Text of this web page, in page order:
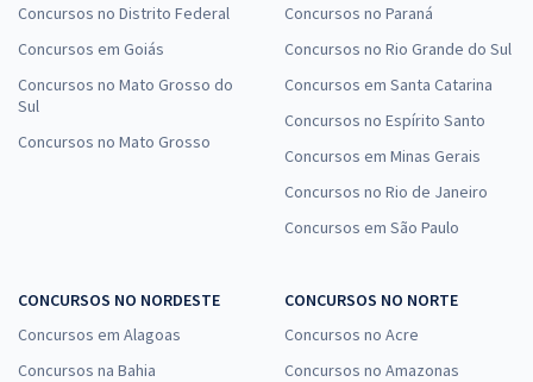
Concursos no Distrito Federal
Concursos em Goiás
Concursos no Mato Grosso do
Sul
Concursos no Mato Grosso
Concursos no Paraná
Concursos no Rio Grande do Sul
Concursos em Santa Catarina
Concursos no Espírito Santo
Concursos em Minas Gerais
Concursos no Rio de Janeiro
Concursos em São Paulo
CONCURSOS NO NORDESTE
Concursos em Alagoas
Concursos na Bahia
CONCURSOS NO NORTE
Concursos no Acre
Concursos no Amazonas